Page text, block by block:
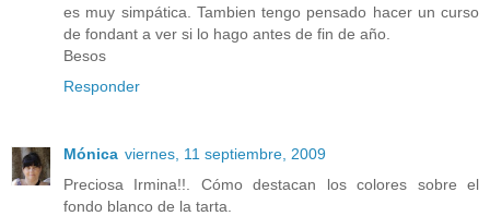
es muy simpática. Tambien tengo pensado hacer un curso
de fondant a ver si lo hago antes de fin de año.
Besos
Responder
Mónica viernes, 11 septiembre, 2009
Preciosa Irmina!!. Cómo destacan los colores sobre el
fondo blanco de la tarta.